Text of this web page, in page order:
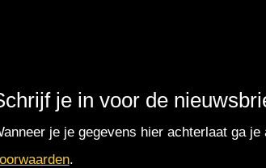
je in voor de
je je gegevens hier achterlaat ga
.